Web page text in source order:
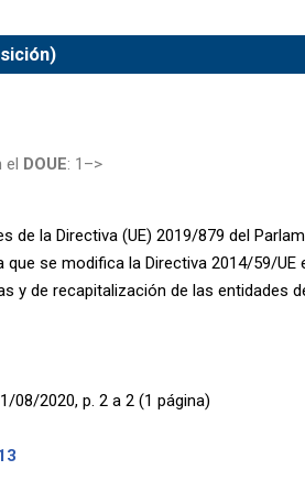
el DOUE: 1–>
de la Directiva (UE) 2019/879 del
que se modifica la Directiva 2014/59/UE
y de recapitalización de las entidades
08/2020, p. 2 a 2 (1 página)